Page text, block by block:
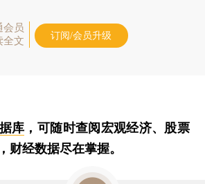
会员
全文
订阅/会员升级
库 ，可随时查阅宏观经济、股票
财经数据尽在掌握。